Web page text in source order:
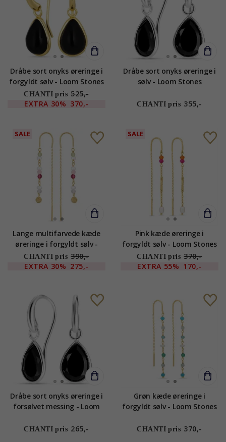
Dråbe sort onyks øreringe i
forgyldt sølv - Loom Stones
CHANTI pris 525,-
EXTRA 30% 370,-
Dråbe sort onyks øreringe i
sølv - Loom Stones
CHANTI pris 355,-
SALE
Lange multifarvede kæde
øreringe i forgyldt sølv -
Loom Stones
CHANTI pris 390,-
EXTRA 30% 275,-
SALE
Pink kæde øreringe i
forgyldt sølv - Loom Stones
CHANTI pris 370,-
EXTRA 55% 170,-
Dråbe sort onyks øreringe i
forsølvet messing - Loom
CHANTI pris 265,-
Grøn kæde øreringe i
forgyldt sølv - Loom Stones
CHANTI pris 370,-